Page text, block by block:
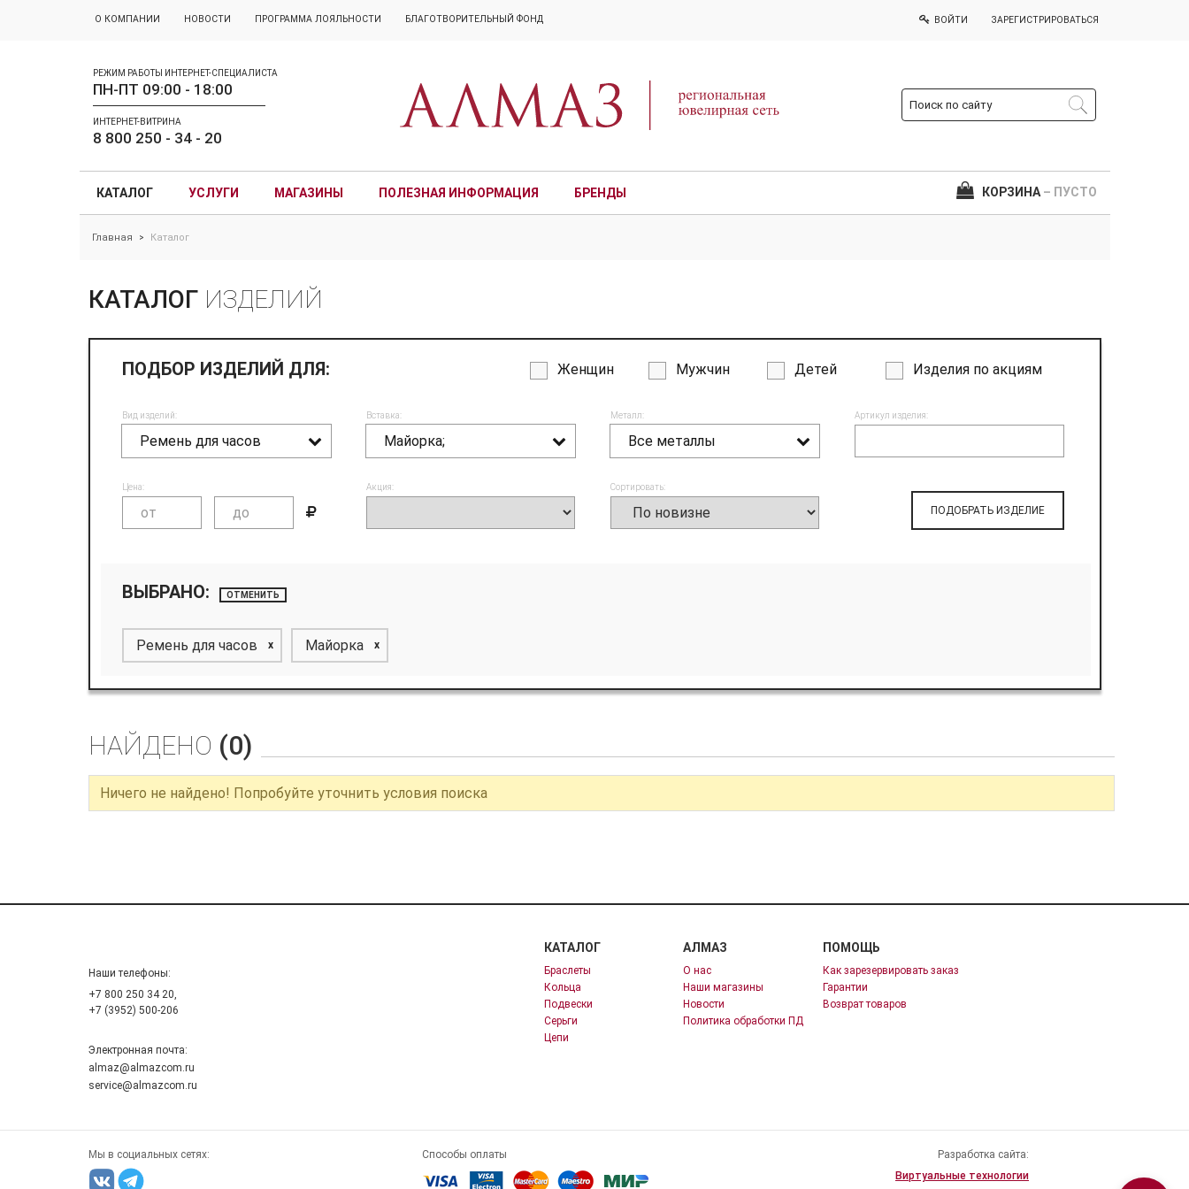
О КОМПАНИИ НОВОСТИ ПРОГРАММА ЛОЯЛЬНОСТИ БЛАГОТВОРИТЕЛЬНЫЙ ФОНД
РЕЖИМ РАБОТЫ ИНТЕРНЕТ-СПЕЦИАЛИСТА
ПН-ПТ 09:00 - 18:00
ИНТЕРНЕТ-ВИТРИНА
8 800 250 - 34 - 20
ВОЙТИ ЗАРЕГИСТРИРОВАТЬСЯ
КАТАЛОГ УСЛУГИ МАГАЗИНЫ ПОЛЕЗНАЯ ИНФОРМАЦИЯ БРЕНДЫ КОРЗИНА – ПУСТО
Главная > Каталог
КАТАЛОГ ИЗДЕЛИЙ
ПОДБОР ИЗДЕЛИЙ ДЛЯ: Женщин Мужчин Детей Изделия по акциям
Вид изделий:
Ремень для часов
Вставка:
Майорка;
Металл:
Все металлы
Артикул изделия:
Цена: Акция: Сортировать:
ПОДОБРАТЬ ИЗДЕЛИЕ
ВЫБРАНО: ОТМЕНИТЬ
Ремень для часов x Майорка x
НАЙДЕНО (0)
Ничего не найдено! Попробуйте уточнить условия поиска
Наши телефоны:
+7 800 250 34 20,
+7 (3952) 500-206
Электронная почта:
almaz@almazcom.ru
service@almazcom.ru
КАТАЛОГ
Браслеты
Кольца
Подвески
Серьги
Цепи
АЛМАЗ
О нас
Наши магазины
Новости
Политика обработки ПД
ПОМОЩЬ
Как зарезервировать заказ
Гарантии
Возврат товаров
Мы в социальных сетях: Способы оплаты
Разработка сайта:
Виртуальные технологии